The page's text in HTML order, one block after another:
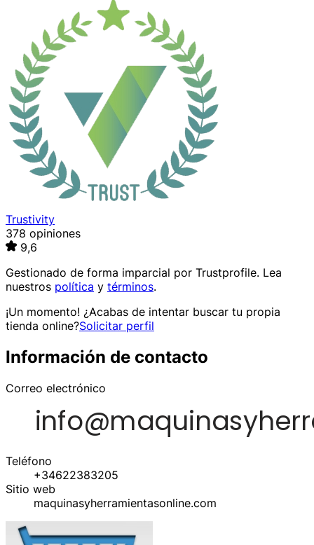
Trustivity
378 opiniones
9,6
Gestionado de forma imparcial por Trustprofile. Lea
nuestros política y términos.
¡Un momento! ¿Acabas de intentar buscar tu propia
tienda online?Solicitar perfil
Información de contacto
Correo electrónico
Teléfono
+34622383205
Sitio web
maquinasyherramientasonline.com